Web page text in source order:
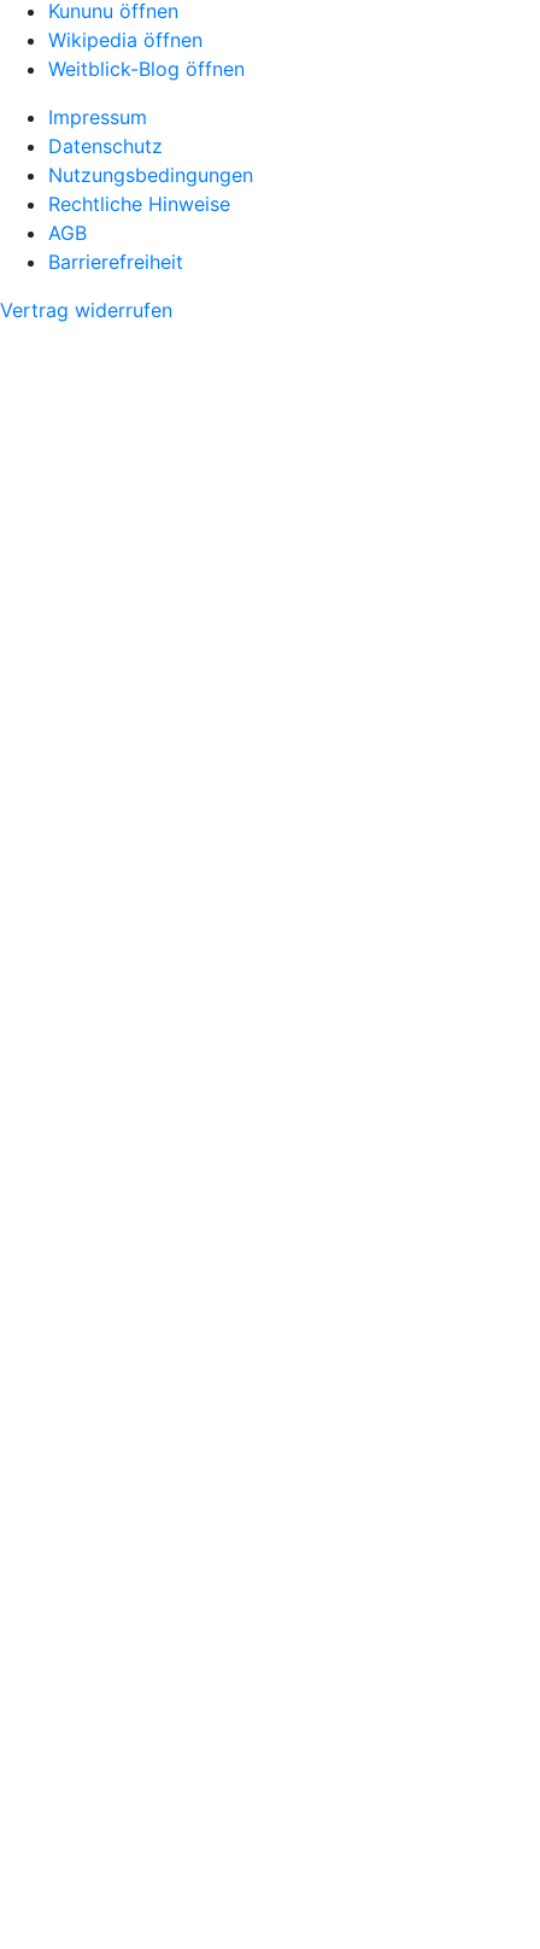
Kununu öffnen
Wikipedia öffnen
Weitblick-Blog öffnen
Impressum
Datenschutz
Nutzungsbedingungen
Rechtliche Hinweise
AGB
Barrierefreiheit
Vertrag widerrufen